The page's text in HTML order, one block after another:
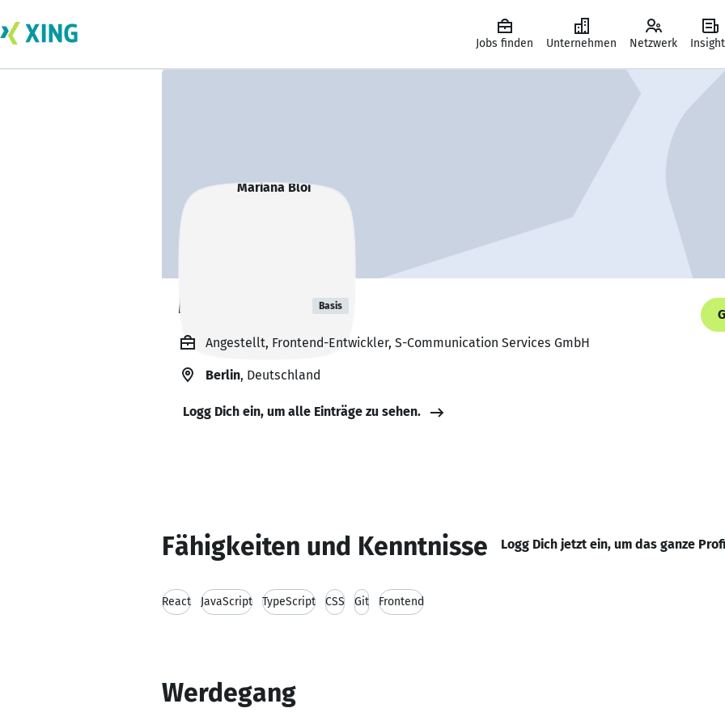
Jobs finden Unternehmen Netzwerk
Mariana Bloi Basis
Angestellt, Frontend-Entwickler, S-Communication Services GmbH
Berlin, Deutschland
Logg Dich ein, um alle Einträge zu sehen.
Fähigkeiten und Kenntnisse Logg Dich jetzt ein, um das ganze
React JavaScript TypeScript CSS Git Frontend
Werdegang